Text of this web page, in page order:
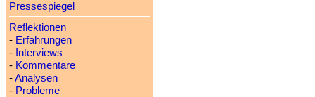
Pressespiegel
Reflektionen
- Erfahrungen
- Interviews
- Kommentare
-Analysen
- Probleme